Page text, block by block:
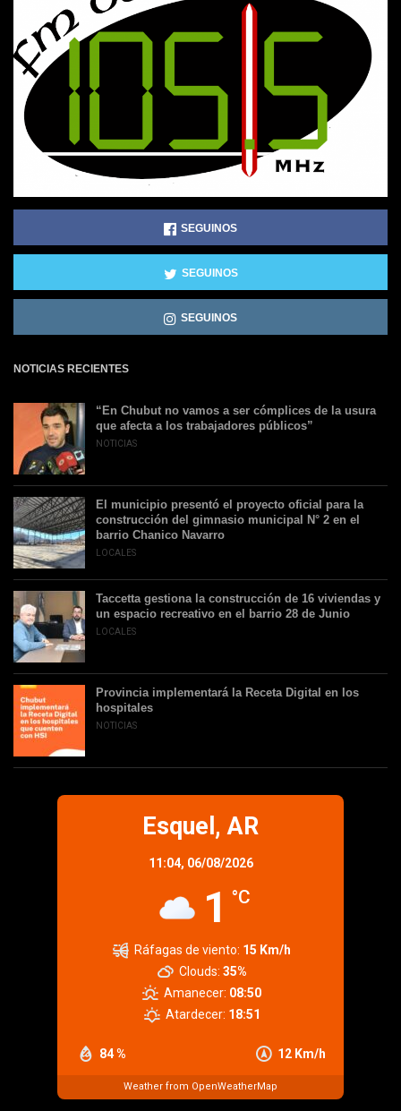
SEGUINOS
SEGUINOS
SEGUINOS
NOTICIAS RECIENTES
“En Chubut no vamos a ser cómplices de la usura
que afecta a los trabajadores públicos”
NOTICIAS
El municipio presentó el proyecto oficial para la
construcción del gimnasio municipal N° 2 en el
barrio Chanico Navarro
LOCALES
Taccetta gestiona la construcción de 16 viviendas y
un espacio recreativo en el barrio 28 de Junio
LOCALES
Provincia implementará la Receta Digital en los
hospitales
NOTICIAS
Esquel, AR
11:04, 06/08/2026
1 °C
84 % 12 Km/h
Ráfagas de viento: 15 Km/h
Clouds: 35%
Amanecer: 08:50
Atardecer: 18:51
Weather from OpenWeatherMap